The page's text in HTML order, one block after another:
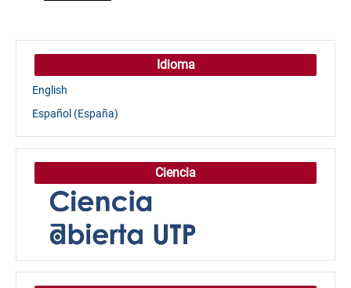
Idioma
English
Español (España)
Ciencia